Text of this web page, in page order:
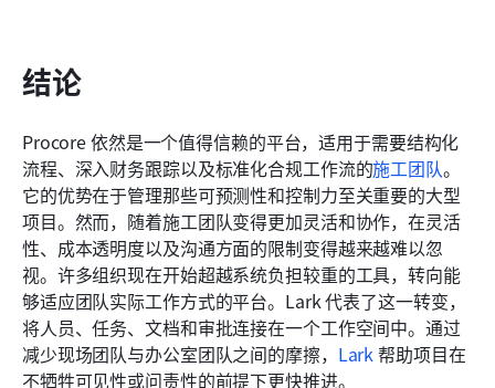
结论
Procore 依然是一个值得信赖的平台，适用于需要结构化
流程、深入财务跟踪以及标准化合规工作流的施工团队。
它的优势在于管理那些可预测性和控制力至关重要的大型
项目。然而，随着施工团队变得更加灵活和协作，在灵活
性、成本透明度以及沟通方面的限制变得越来越难以忽
视。许多组织现在开始超越系统负担较重的工具，转向能
够适应团队实际工作方式的平台。Lark 代表了这一转变，
将人员、任务、文档和审批连接在一个工作空间中。通过
减少现场团队与办公室团队之间的摩擦， Lark 帮助项目在
不牺牲可见性或问责性的前提下更快推进。